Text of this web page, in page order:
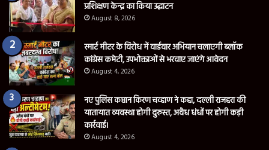
प्रशिक्षण केन्द्र का किया उद्घाटन
August 8, 2026
स्मार्ट मीटर के विरोध में वार्डवार अभियान चलाएगी ब्लॉक
कांग्रेस कमेटी, उपभोक्ताओं से भरवाए जाएंगे आवेदन
August 4, 2026
नए पुलिस कप्तान किरण चव्हाण ने कहा, दल्ली राजहरा की
यातायात व्यवस्था होगी दुरुस्त, अवैध धंधों पर होगी कड़ी
कार्रवाई।
August 4, 2026